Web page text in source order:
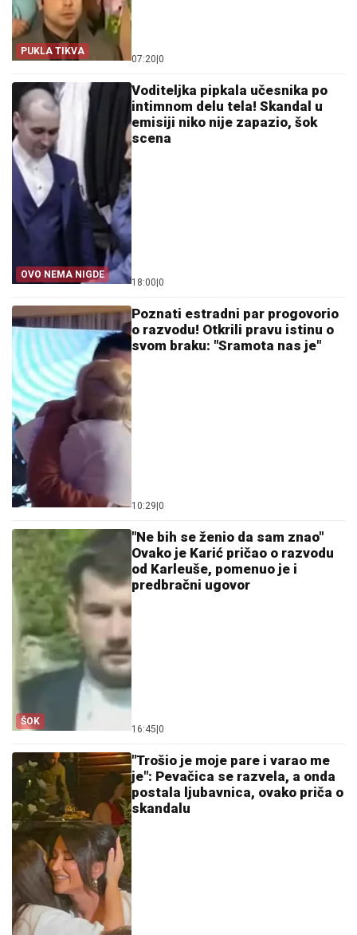
PUKLA TIKVA
07:20|0
OVO NEMA NIGDE
Voditeljka pipkala učesnika po
intimnom delu tela! Skandal u
emisiji niko nije zapazio, šok
scena
18:00|0
Poznati estradni par progovorio
o razvodu! Otkrili pravu istinu o
svom braku: "Sramota nas je"
10:29|0
ŠOK
"Ne bih se ženio da sam znao"
Ovako je Karić pričao o razvodu
od Karleuše, pomenuo je i
predbračni ugovor
16:45|0
"Trošio je moje pare i varao me
je": Pevačica se razvela, a onda
postala ljubavnica, ovako priča o
skandalu